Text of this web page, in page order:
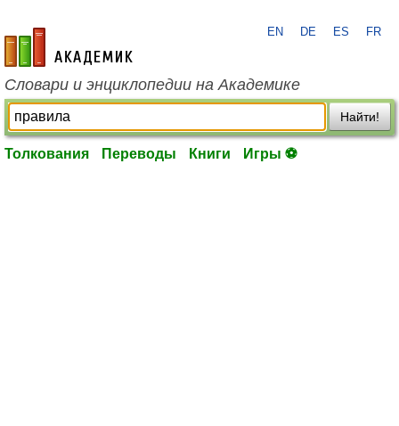
academic.ru
EN DE ES FR
Словари и энциклопедии на Академике
Найти!
Толкования Переводы Книги Игры ⚽